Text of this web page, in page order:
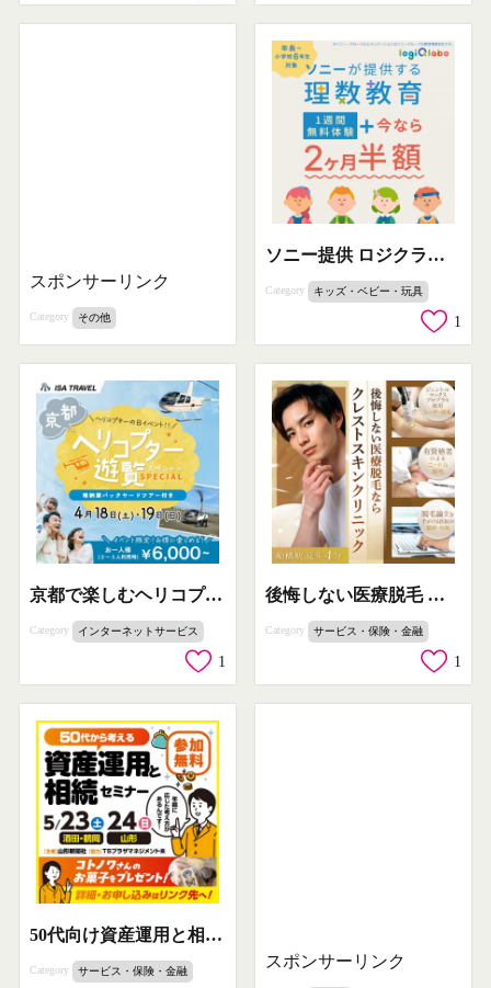
スポンサーリンク
Category その他
ソニー提供 ロジクラボ理数教育体験
Category キッズ・ベビー・玩具
1
京都で楽しむヘリコプター遊覧ツアー（格納庫見学付き）
Category インターネットサービス
1
後悔しない医療脱毛 クレストスキンクリニック
Category サービス・保険・金融
1
50代向け資産運用と相続の無料セミナー
Category サービス・保険・金融
スポンサーリンク